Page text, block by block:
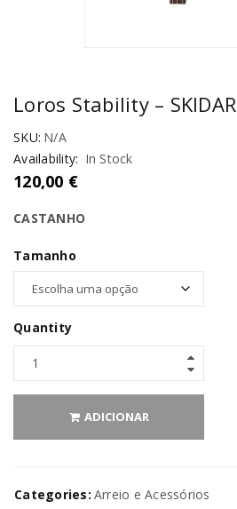
Loros Stability – SKIDAR
SKU: N/A
Availability: In Stock
120,00 €
CASTANHO
Tamanho
Quantity
ADICIONAR
Categories: Arreio e Acessórios